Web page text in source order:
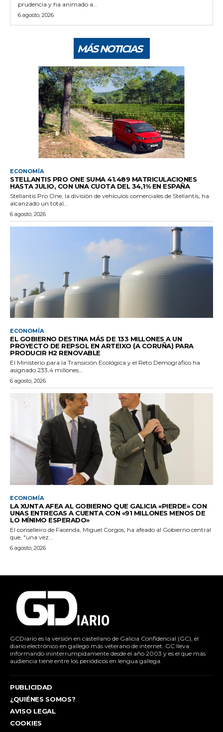
prudencia y ha animado a...
6 agosto, 2026
MÁS NOTICIAS
ECONOMÍA
STELLANTIS PRO ONE SUMA 41.489 MATRICULACIONES
HASTA JULIO, CON UNA CUOTA DEL 34,1% EN ESPAÑA
Stellantis Pro One, la división de vehículos comerciales de Stellantis, ha
alcanzado un total...
6 agosto, 2026
ECONOMÍA
EL GOBIERNO DESTINA MÁS DE 133 MILLONES A UN
PROYECTO DE REPSOL EN ARTEIXO (A CORUÑA) PARA
PRODUCIR H2 RENOVABLE
El Ministerio para la Transición Ecológica y el Reto Demográfico ha
asignado 233,4 millones...
6 agosto, 2026
ECONOMÍA
LA XUNTA AFEA AL GOBIERNO QUE GALICIA «PIERDE» CON
UNAS ENTREGAS A CUENTA CON «91 MILLONES MENOS DE
LO MÍNIMO ESPERADO»
El conselleiro de Facenda, Miguel Corgos, ha afeado al Gobierno central
que, "una vez...
6 agosto, 2026
GCDiario es la versión en castellano de Galicia Confidencial (GC), el
diario electrónico en gallego más veterano de internet. GC lleva
informando ininterrumpidamente desde el año 2003 y es el que más
audiencia tiene entre los periódicos en lengua gallega.
PUBLICIDAD
¿QUIÉNES SOMOS?
AVISO LEGAL
COOKIES